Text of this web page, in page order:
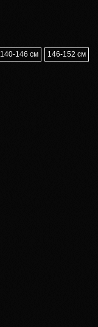
140-146 см 146-152 см